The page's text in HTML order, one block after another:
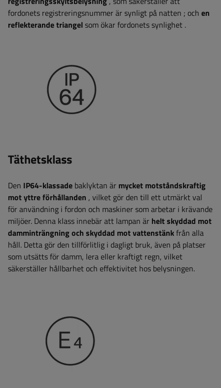
fordonets registreringsnummer är synligt på natten ; och en
reflekterande triangelsom ökar fordonets synlighet .
Täthetsklass
Den IP64-klassade baklyktan är mycket motståndskraftig
mot yttre förhållanden , vilket gör den till ett utmärkt val
för användning i fordon och maskiner som arbetar i krävande
miljöer. Denna klass innebär att lampan är helt skyddad mot
damminträngning och skyddad mot vattenstänkfrån alla
håll. Detta gör den tillförlitlig i dagligt bruk, även på platser
som utsätts för damm, lera eller kraftigt regn, vilket
säkerställer hållbarhet och effektivitet hos belysningen.